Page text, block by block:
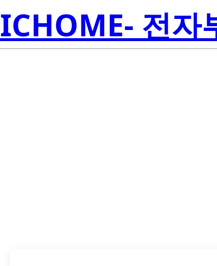
ICHOME- 전자